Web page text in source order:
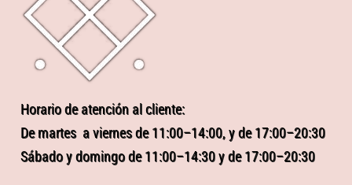
Horario de atención al cliente:
De martes a viernes de 11:00–14:00, y de 17:00–20:30
Sábado y domingo de 11:00–14:30 y de 17:00–20:30